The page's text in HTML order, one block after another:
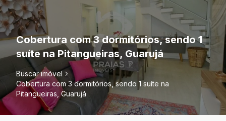
Cobertura com 3 dormitórios, sendo 1
suíte na Pitangueiras, Guarujá
Buscar imóvel
Cobertura com 3 dormitórios, sendo 1 suíte na
Pitangueiras, Guarujá